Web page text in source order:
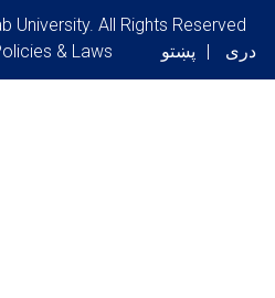
University. All Rights Reserved
& Laws پښتو دری